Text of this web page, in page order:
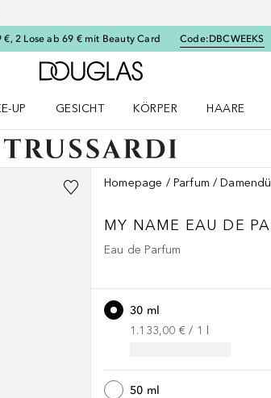
€, 2 Lose ab 69 € mit Beauty Card Code:DBCWEEKS
Zur Douglas Startseite
UP
GESICHT
KÖRPER
HAARE
Homepage Parfum
MY NAME EAU DE
Eau de Parfum
30 ml
1.133,00 € / 1
50 ml